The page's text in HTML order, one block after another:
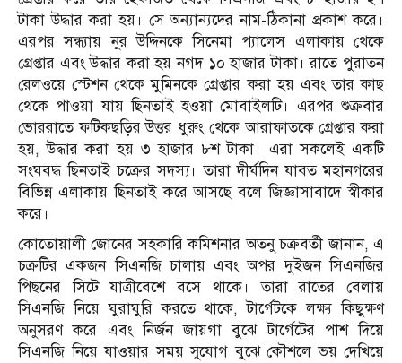
টাকা উদ্ধার করা হয়। সে অন্যান্যদের নাম-ঠিকানা প্রকাশ করে।
এরপর সন্ধ্যায় নুর উদ্দিনকে সিনেমা প্যালেস এলাকায় থেকে
গ্রেপ্তার এবং উদ্ধার করা হয় নগদ ১০ হাজার টাকা। রাতে পুরাতন
রেলওয়ে স্টেশন থেকে মুমিনকে গ্রেপ্তার করা হয় এবং তার কাছ
থেকে পাওয়া যায় ছিনতাই হওয়া মোবাইলটি। এরপর শুক্রবার
ভোররাতে ফটিকছড়ির উত্তর ধুরুং থেকে আরাফাতকে গ্রেপ্তার করা
হয়, উদ্ধার করা হয় ৩ হাজার ৮শ টাকা। এরা সকলেই একটি
সংঘবদ্ধ ছিনতাই চক্রের সদস্য। তারা দীর্ঘদিন যাবত মহানগরের
বিভিন্ন এলাকায় ছিনতাই করে আসছে বলে জিজ্ঞাসাবাদে স্বীকার
করে।
কোতোয়ালী জোনের সহকারি কমিশনার অতনু চক্রবর্তী জানান, এ
চক্রটির একজন সিএনজি চালায় এবং অপর দুইজন সিএনজির
পিছনের সিটে যাত্রীবেশে বসে থাকে। তারা রাতের বেলায়
সিএনজি নিয়ে ঘুরাঘুরি করতে থাকে, টার্গেটকে লক্ষ্য কিছুক্ষণ
অনুসরণ করে এবং নির্জন জায়গা বুঝে টার্গেটের পাশ দিয়ে
সিএনজি নিয়ে যাওয়ার সময় সুযোগ বুঝে কৌশলে ভয় দেখিয়ে